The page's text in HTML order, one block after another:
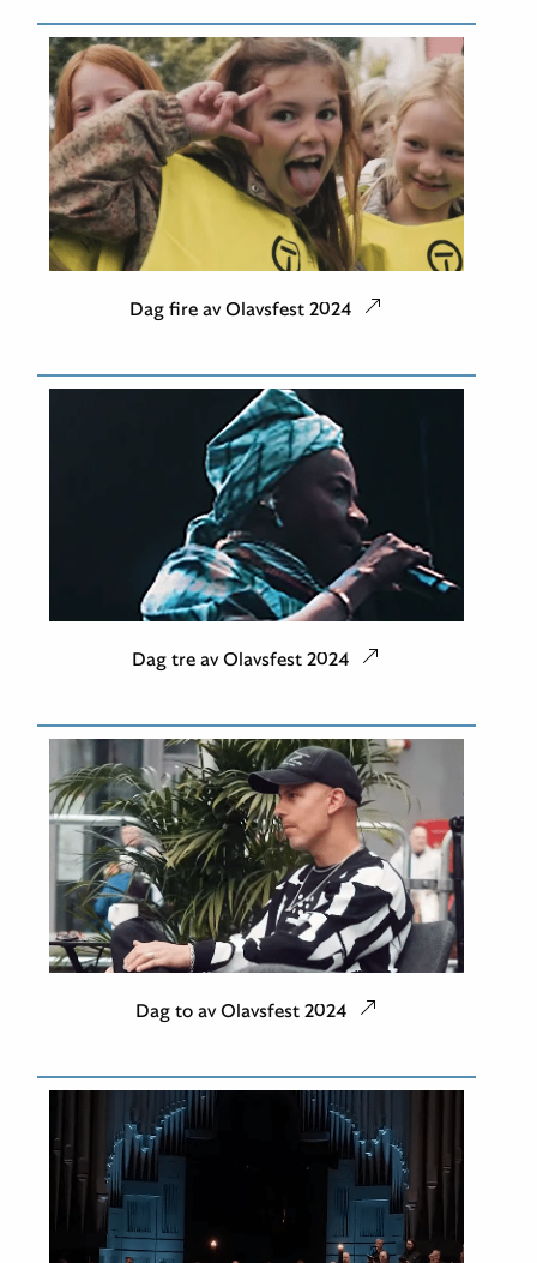
Dag fire av Olavsfest 2024
Dag tre av Olavsfest 2024
Dag to av Olavsfest 2024